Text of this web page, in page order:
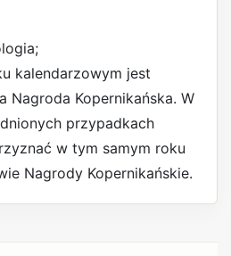
kalendarzowym jest
Nagroda Kopernikańska. W
przypadkach
w tym samym roku
Nagrody Kopernikańskie.